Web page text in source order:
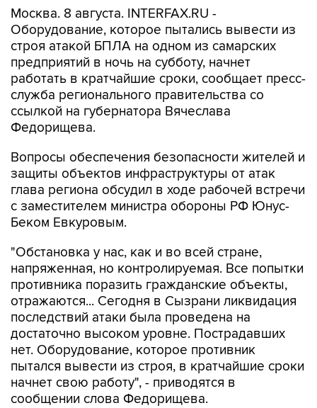
Москва. 8 августа. INTERFAX.RU -
Оборудование, которое пытались вывести из
строя атакой БПЛА на одном из самарских
предприятий в ночь на субботу, начнет
работать в кратчайшие сроки, сообщает пресс-
служба регионального правительства со
ссылкой на губернатора Вячеслава
Федорищева.
Вопросы обеспечения безопасности жителей и
защиты объектов инфраструктуры от атак
глава региона обсудил в ходе рабочей встречи
с заместителем министра обороны РФ Юнус-
Беком Евкуровым.
"Обстановка у нас, как и во всей стране,
напряженная, но контролируемая. Все попытки
противника поразить гражданские объекты,
отражаются... Сегодня в Сызрани ликвидация
последствий атаки была проведена на
достаточно высоком уровне. Пострадавших
нет. Оборудование, которое противник
пытался вывести из строя, в кратчайшие сроки
начнет свою работу", - приводятся в
сообщении слова Федорищева.